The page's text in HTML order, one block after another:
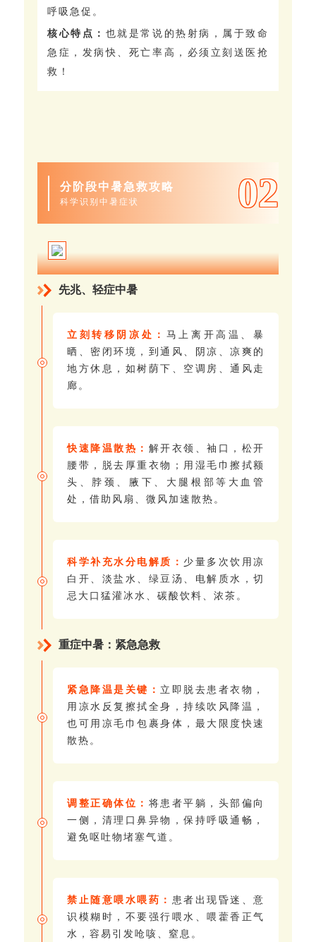
呼吸急促。
核心特点： 也就是常说的热射病，属于致命
急症，发病快、死亡率高，必须立刻送医抢
救！
分阶段中暑急救攻略
科学识别中暑症状 02
先兆、轻症中暑
立刻转移阴凉处： 马上离开高温、暴
晒、密闭环境，到通风、阴凉、凉爽的
地方休息，如树荫下、空调房、通风走
廊。
快速降温散热： 解开衣领、袖口，松开
腰带，脱去厚重衣物；用湿毛巾擦拭额
头、脖颈、腋下、大腿根部等大血管
处，借助风扇、微风加速散热。
科学补充水分电解质： 少量多次饮用凉
白开、淡盐水、绿豆汤、电解质水，切
忌大口猛灌冰水、碳酸饮料、浓茶。
重症中暑：紧急急救
紧急降温是关键： 立即脱去患者衣物，
用凉水反复擦拭全身，持续吹风降温，
也可用凉毛巾包裹身体，最大限度快速
散热。
调整正确体位： 将患者平躺，头部偏向
一侧，清理口鼻异物，保持呼吸通畅，
避免呕吐物堵塞气道。
禁止随意喂水喂药： 患者出现昏迷、意
识模糊时，不要强行喂水、喂藿香正气
水，容易引发呛咳、窒息。